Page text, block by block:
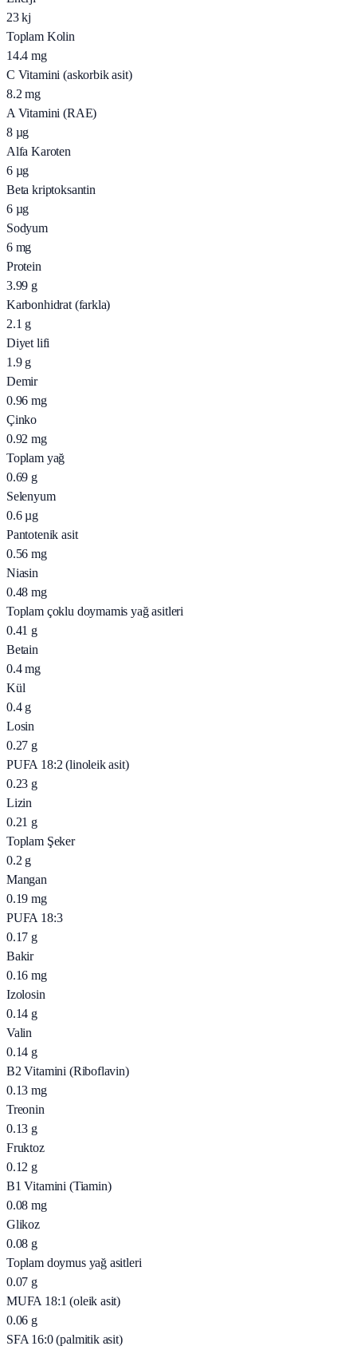
23 kj
Toplam Kolin
14.4 mg
C Vitamini (askorbik asit)
8.2 mg
A Vitamini (RAE)
8 µg
Alfa Karoten
6 µg
Beta kriptoksantin
6 µg
Sodyum
6 mg
Protein
3.99 g
Karbonhidrat (farkla)
2.1 g
Diyet lifi
1.9 g
Demir
0.96 mg
Çinko
0.92 mg
Toplam yağ
0.69 g
Selenyum
0.6 µg
Pantotenik asit
0.56 mg
Niasin
0.48 mg
Toplam çoklu doymamis yağ asitleri
0.41 g
Betain
0.4 mg
Kül
0.4 g
Losin
0.27 g
PUFA 18:2 (linoleik asit)
0.23 g
Lizin
0.21 g
Toplam Şeker
0.2 g
Mangan
0.19 mg
PUFA 18:3
0.17 g
Bakir
0.16 mg
Izolosin
0.14 g
Valin
0.14 g
B2 Vitamini (Riboflavin)
0.13 mg
Treonin
0.13 g
Fruktoz
0.12 g
B1 Vitamini (Tiamin)
0.08 mg
Glikoz
0.08 g
Toplam doymus yağ asitleri
0.07 g
MUFA 18:1 (oleik asit)
0.06 g
SFA 16:0 (palmitik asit)